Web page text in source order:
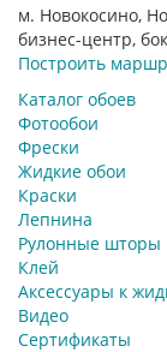
м. Новокосино,
бизнес-центр,
Построить
Каталог обоев
Фотообои
Фрески
Жидкие обои
Краски
Лепнина
Рулонные шторы
Клей
Аксессуары к
Видео
Сертификаты